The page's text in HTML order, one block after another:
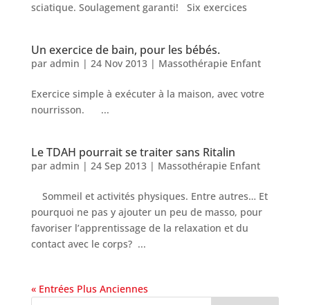
sciatique. Soulagement garanti! Six exercices
Un exercice de bain, pour les bébés.
par admin | 24 Nov 2013| Massothérapie Enfant
Exercice simple à exécuter à la maison, avec votre
nourrisson. ...
Le TDAH pourrait se traiter sans Ritalin
par admin | 24 Sep 2013| Massothérapie Enfant
Sommeil et activités physiques. Entre autres… Et
pourquoi ne pas y ajouter un peu de masso, pour
favoriser l’apprentissage de la relaxation et du
contact avec le corps? ...
« Entrées Plus Anciennes